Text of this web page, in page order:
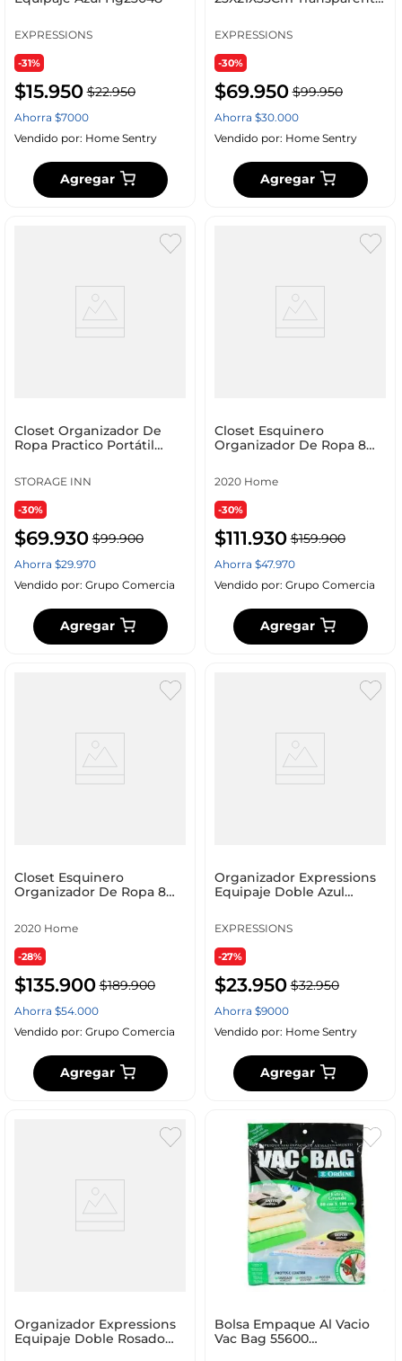
EXPRESSIONS
-31%
$15.950 $22.950
Ahorra $7000
Vendido por: Home Sentry
Agregar
EXPRESSIONS
-30%
$69.950 $99.950
Ahorra $30.000
Vendido por: Home Sentry
Agregar
Closet Organizador De
Ropa Practico Portátil
STORAGE INN
-30%
$69.930 $99.900
Ahorra $29.970
Vendido por: Grupo Comercia
Agregar
Closet Esquinero
Organizador De Ropa 8
Color Gris
2020 Home
-30%
$111.930 $159.900
Ahorra $47.970
Vendido por: Grupo Comercia
Agregar
Closet Esquinero
Organizador De Ropa 8
Negro
2020 Home
-28%
$135.900 $189.900
Ahorra $54.000
Vendido por: Grupo Comercia
Agregar
Organizador Expressions
Equipaje Doble Azul
EXPRESSIONS
-27%
$23.950 $32.950
Ahorra $9000
Vendido por: Home Sentry
Agregar
Organizador Expressions
Equipaje Doble Rosado
Bolsa Empaque Al Vacio
Vac Bag 55600